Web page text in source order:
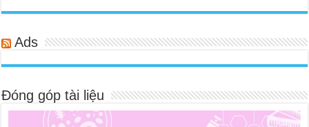
Ads
Đóng góp tài liệu